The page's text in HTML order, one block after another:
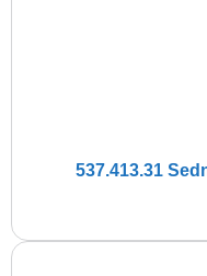
537.413.31